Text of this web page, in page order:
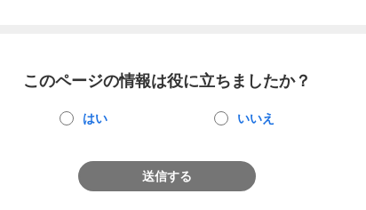
このページの情報は役に立ちましたか？
はい いいえ
送信する